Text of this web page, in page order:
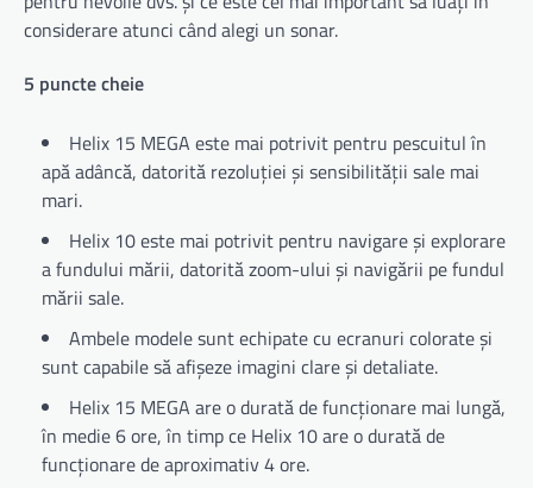
considerare atunci când alegi un sonar.
5 puncte cheie
Helix 15 MEGA este mai potrivit pentru pescuitul în
apă adâncă, datorită rezoluției și sensibilității sale mai
mari.
Helix 10 este mai potrivit pentru navigare și explorare
a fundului mării, datorită zoom-ului și navigării pe fundul
mării sale.
Ambele modele sunt echipate cu ecranuri colorate și
sunt capabile să afișeze imagini clare și detaliate.
Helix 15 MEGA are o durată de funcționare mai lungă,
în medie 6 ore, în timp ce Helix 10 are o durată de
funcționare de aproximativ 4 ore.